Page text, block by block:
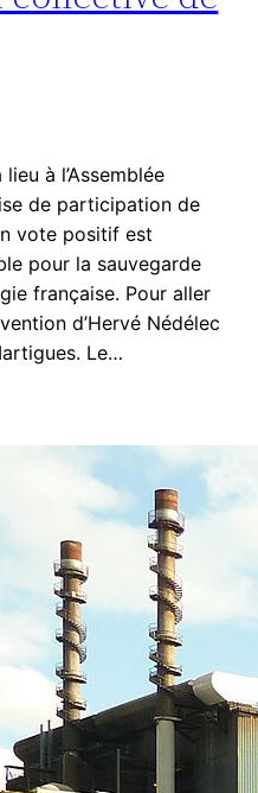
à l’Assemblée
de participation de
vote positif est
pour la sauvegarde
française. Pour aller
d’Hervé Nédélec
Le…